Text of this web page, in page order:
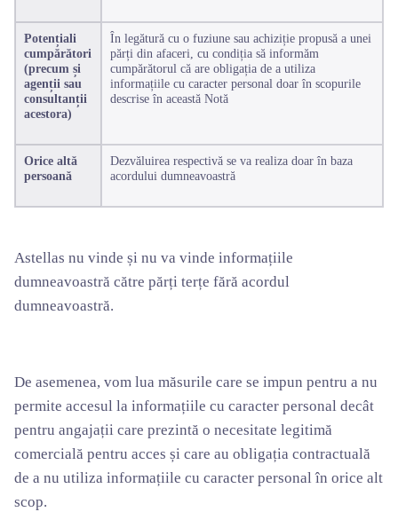
Potențiali
cumpărători
(precum și
agenții sau
consultanții
acestora)
În legătură cu o fuziune sau achiziție propusă a unei
părți din afaceri, cu condiția să informăm
cumpărătorul că are obligația de a utiliza
informațiile cu caracter personal doar în scopurile
descrise în această Notă
Orice altă
persoană
Dezvăluirea respectivă se va realiza doar în baza
acordului dumneavoastră
Astellas nu vinde și nu va vinde informațiile
dumneavoastră către părți terțe fără acordul
dumneavoastră.
De asemenea, vom lua măsurile care se impun pentru a nu
permite accesul la informațiile cu caracter personal decât
pentru angajații care prezintă o necesitate legitimă
comercială pentru acces și care au obligația contractuală
de a nu utiliza informațiile cu caracter personal în orice alt
scop.